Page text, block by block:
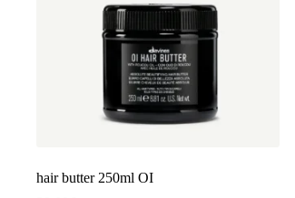
hair butter 250ml OI